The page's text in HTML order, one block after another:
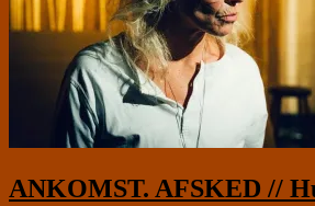
ANKOMST. AFSKED //